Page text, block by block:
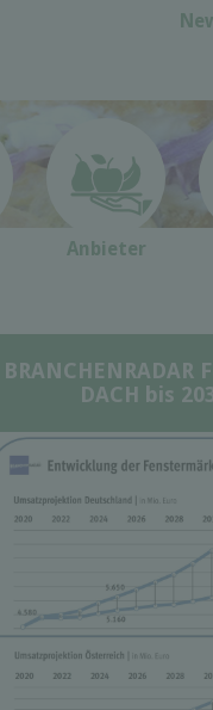
Anbieter
BRANCHENRADAR
DACH bis